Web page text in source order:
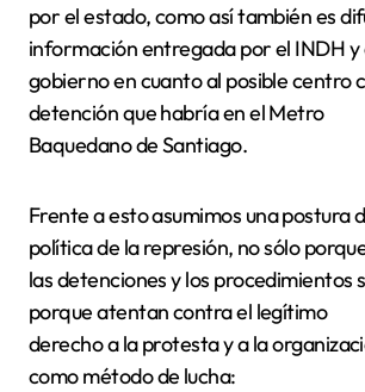
por el estado, como así también es
información entregada por el INDH y
gobierno en cuanto al posible centro
detención que habría en el Metro
Baquedano de Santiago.
Frente a esto asumimos una postura
política de la represión, no sólo
las detenciones y los procedimientos
porque atentan contra el legítimo
derecho a la protesta y a la
como método de lucha: